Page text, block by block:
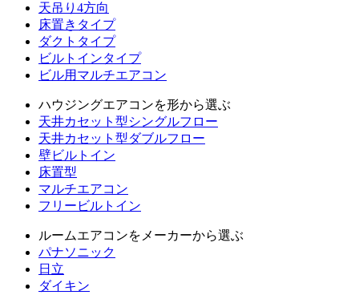
天吊り4方向
床置きタイプ
ダクトタイプ
ビルトインタイプ
ビル用マルチエアコン
ハウジングエアコンを形から選ぶ
天井カセット型シングルフロー
天井カセット型ダブルフロー
壁ビルトイン
床置型
マルチエアコン
フリービルトイン
ルームエアコンをメーカーから選ぶ
パナソニック
日立
ダイキン